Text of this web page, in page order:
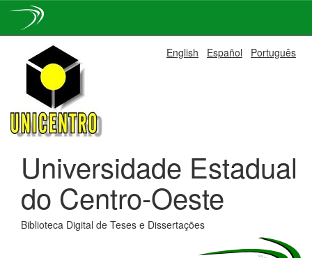
navigation
English Español Português
Universidade Estadual
do Centro-Oeste
Biblioteca Digital de Teses e Dissertações